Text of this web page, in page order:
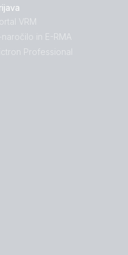
VRM
naročilo in E-RMA
Professional